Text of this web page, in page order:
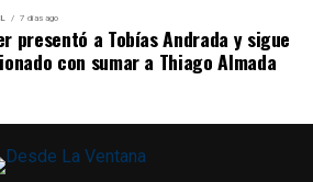
7 días ago
presentó a Tobías Andrada y sigue
con sumar a Thiago Almada